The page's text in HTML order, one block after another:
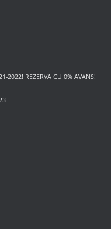
2022! REZERVA CU 0% AVANS!